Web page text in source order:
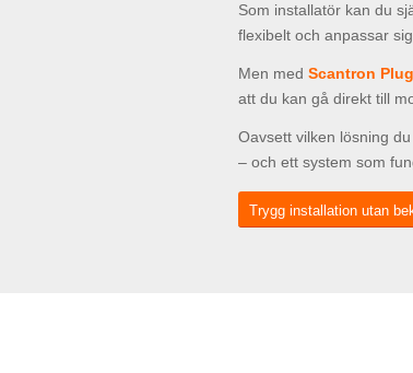
Som installatör kan du
flexibelt och anpassar
Men med Scantron
att du kan gå direkt till
Oavsett vilken lösning
– och ett system som
Trygg installation utan